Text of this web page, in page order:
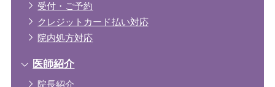
受付・ご予約
クレジットカード払い対応
院内処方対応
医師紹介
院長紹介